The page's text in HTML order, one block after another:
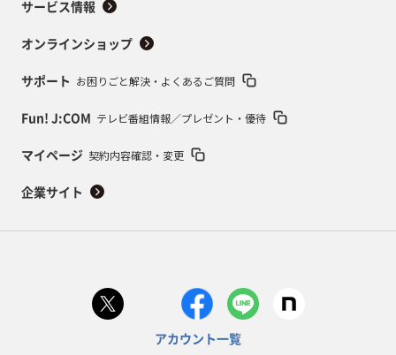
サービス情報
オンラインショップ
サポート お困りごと解決・よくあるご質問
Fun! J:COM テレビ番組情報／プレゼント・優待
マイページ 契約内容確認・変更
企業サイト
アカウント一覧